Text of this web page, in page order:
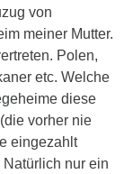
von
meiner Mutter.
Polen,
etc. Welche
diese
vorher nie
eingezahlt
nur ein